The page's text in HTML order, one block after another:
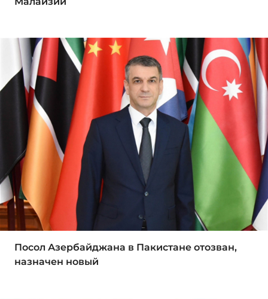
Посол Азербайджана в Пакистане отозван,
назначен новый